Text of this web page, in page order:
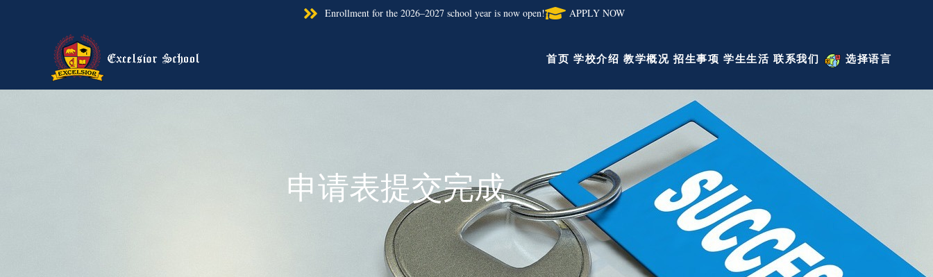
Enrollment for the 2026–2027 school year is now open! APPLY NOW
首页 学校介绍 教学概况 招生事项 学生生活 联系我们 选择语言
申请表提交完成